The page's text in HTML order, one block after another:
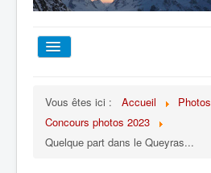
TOUT SUR LE GUMS
Vous êtes ici : Accueil
Photos
Concours photos 2023
Quelque part dans le Queyras...